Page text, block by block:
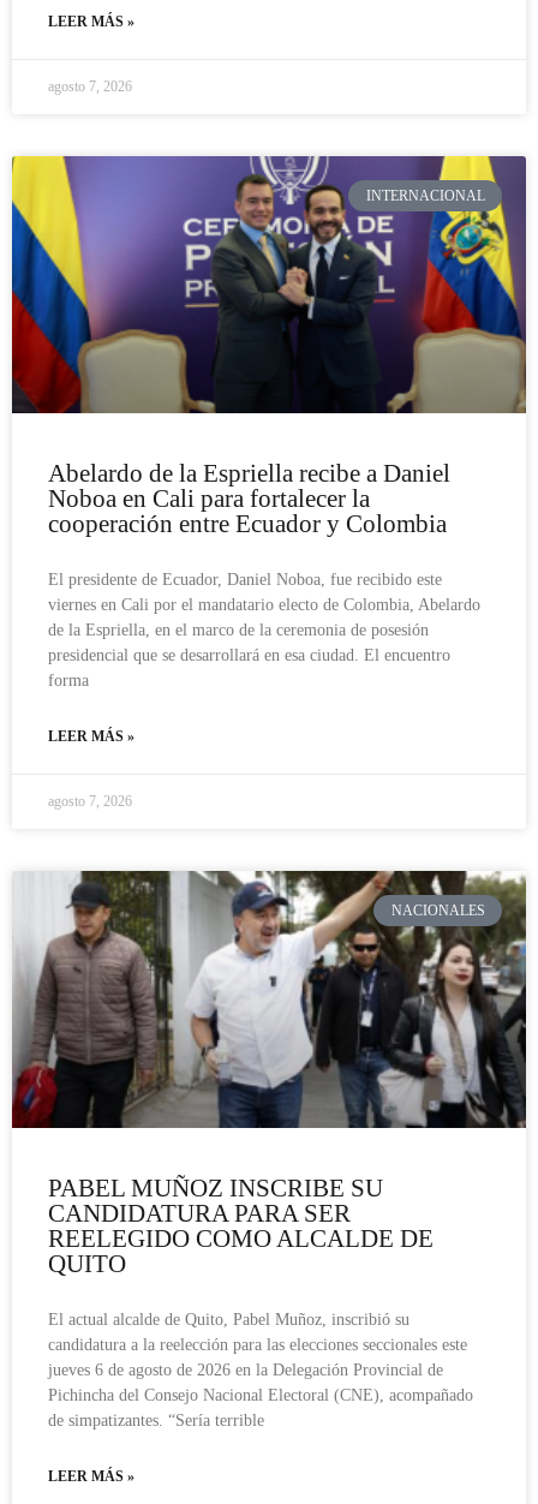
LEER MÁS »
agosto 7, 2026
INTERNACIONAL
Abelardo de la Espriella recibe a Daniel
Noboa en Cali para fortalecer la
cooperación entre Ecuador y Colombia
El presidente de Ecuador, Daniel Noboa, fue recibido este
viernes en Cali por el mandatario electo de Colombia, Abelardo
de la Espriella, en el marco de la ceremonia de posesión
presidencial que se desarrollará en esa ciudad. El encuentro
forma
LEER MÁS »
agosto 7, 2026
NACIONALES
PABEL MUÑOZ INSCRIBE SU
CANDIDATURA PARA SER
REELEGIDO COMO ALCALDE DE
QUITO
El actual alcalde de Quito, Pabel Muñoz, inscribió su
candidatura a la reelección para las elecciones seccionales este
jueves 6 de agosto de 2026 en la Delegación Provincial de
Pichincha del Consejo Nacional Electoral (CNE), acompañado
de simpatizantes. “Sería terrible
LEER MÁS »